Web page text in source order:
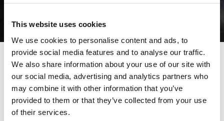
This website uses cookies
We use cookies to personalise content and ads, to
provide social media features and to analyse our traffic.
We also share information about your use of our site with
our social media, advertising and analytics partners who
may combine it with other information that you’ve
provided to them or that they’ve collected from your use
of their services.
Una Solución Completa para
Plegado de Alta Precisión